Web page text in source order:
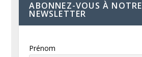
ABONNEZ-VOUS À NOTRE
NEWSLETTER
Prénom